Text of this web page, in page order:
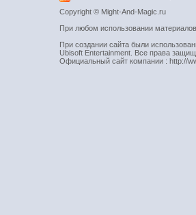
Copyright © Might-And-Magic.ru
При любом использовании
При создании сайта были
Ubisoft Entertainment. Все права
Официальный сайт компании : http://